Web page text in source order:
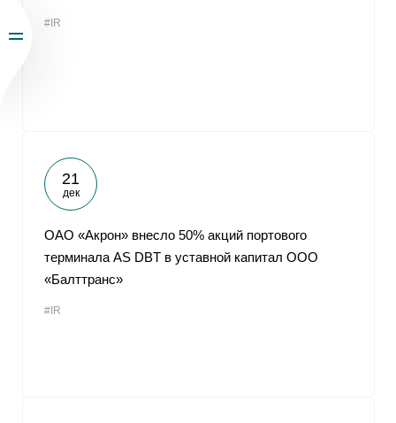
#IR
21
дек
ОАО «Акрон» внесло 50% акций портового
терминала AS DBT в уставной капитал ООО
«Балттранс»
#IR